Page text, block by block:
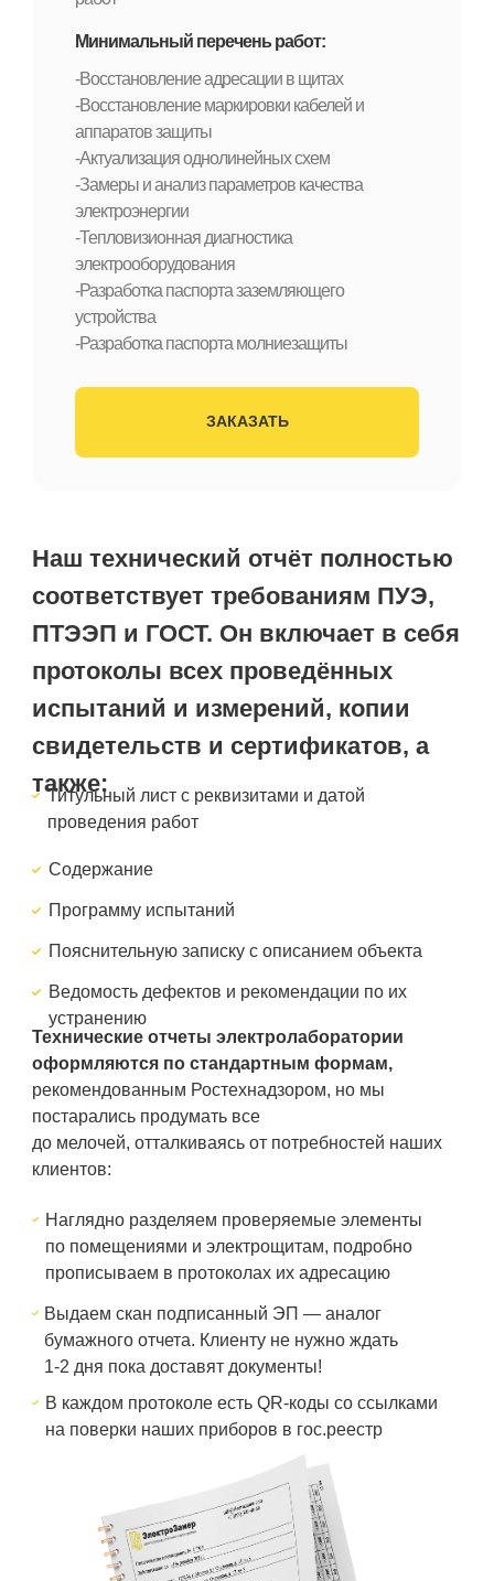
Минимальный перечень работ:
-Восстановление адресации в щитах
-Восстановление маркировки кабелей и
аппаратов защиты
-Актуализация однолинейных схем
-Замеры и анализ параметров качества
электроэнергии
-Тепловизионная диагностика
электрооборудования
-Разработка паспорта заземляющего
устройства
-Разработка паспорта молниезащиты
ЗАКАЗАТЬ
Наш технический отчёт полностью
соответствует требованиям ПУЭ,
ПТЭЭП и ГОСТ. Он включает в себя
протоколы всех проведённых
испытаний и измерений, копии
свидетельств и сертификатов, а
также:
В каждом протоколе есть QR-коды со ссылками
на поверки наших приборов в гос.реестр
Выдаем скан подписанный ЭП — аналог
бумажного отчета. Клиенту не нужно ждать
1-2 дня пока доставят документы!
Наглядно разделяем проверяемые элементы
по помещениями и электрощитам, подробно
прописываем в протоколах их адресацию
Технические отчеты электролаборатории
оформляются по стандартным формам,
рекомендованным Ростехнадзором, но мы
постарались продумать все
до мелочей, отталкиваясь от потребностей наших
клиентов:
Ведомость дефектов и рекомендации по их
устранению
Пояснительную записку с описанием объекта
Содержание
Программу испытаний
Титульный лист с реквизитами и датой
проведения работ